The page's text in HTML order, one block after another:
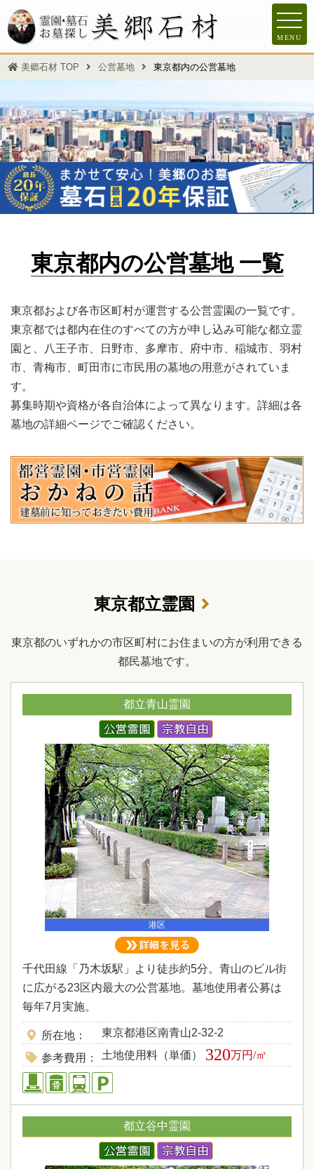
MENU
美郷石材 TOP 公営墓地 東京都内の公営墓地
東京都内の公営墓地 一覧
東京都および各市区町村が運営する公営霊園の一覧です。
東京都では都内在住のすべての方が申し込み可能な都立霊
園と、八王子市、日野市、多摩市、府中市、稲城市、羽村
市、青梅市、町田市に市民用の墓地の用意がされていま
す。
募集時期や資格が各自治体によって異なります。詳細は各
墓地の詳細ページでご確認ください。
東京都立霊園
東京都のいずれかの市区町村にお住まいの方が利用できる
都民墓地です。
都立青山霊園
港区
千代田線「乃木坂駅」より徒歩約5分。青山のビル街
に広がる23区内最大の公営墓地。墓地使用者公募は
毎年7月実施。
所在地 東京都港区南青山2-32-2
参考費用 土地使用料（単価） 320万円/㎡
都立谷中霊園